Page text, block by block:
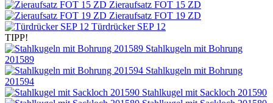
Zieraufsatz FOT 15 ZD
Zieraufsatz FOT 19 ZD
Türdrücker SEP 12
TIPP!
Stahlkugeln mit Bohrung
201589
Stahlkugeln mit Bohrung
201594
Stahlkugel mit Sackloch 201590